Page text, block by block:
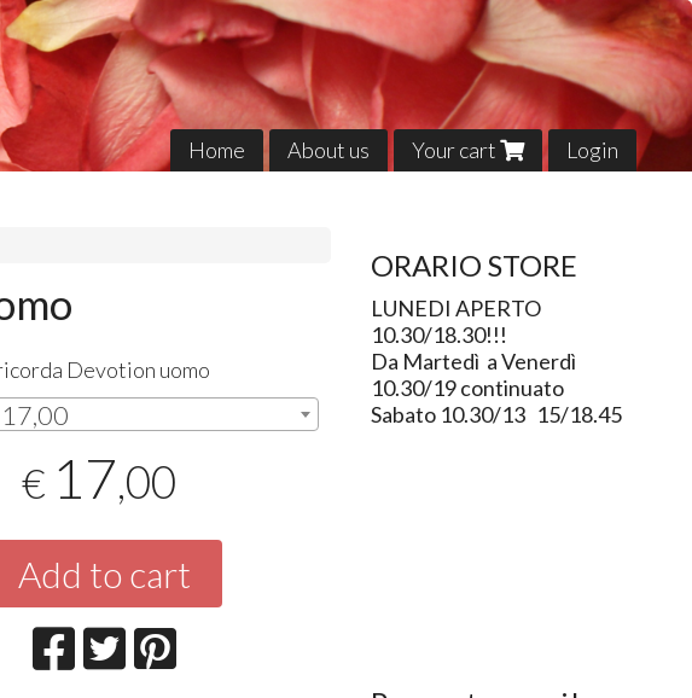
Home About us Your cart Login
Devotion uomo
€ 17,00
Add to cart
ORARIO STORE
LUNEDI APERTO
10.30/18.30!!!
Da Martedì a Venerdì
10.30/19 continuato
Sabato 10.30/13 15/18.45